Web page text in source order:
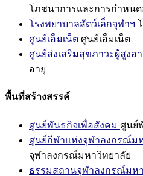
โภชนาการและการกำหนด
โรงพยาบาลสัตว์เล็กจุฬาฯ
ศูนย์เอ็มเน็ต ศูนย์เอ็มเน็ต
ศูนย์ส่งเสริมสุขภาวะผู้สูงอ
อายุ
พื้นที่สร้างสรรค์
ศูนย์พันธกิจเพื่อสังคม ศูนย์
ศูนย์กีฬาแห่งจุฬาลงกรณ์ม
จุฬาลงกรณ์มหาวิทยาลัย
ธรรมสถานจุฬาลงกรณ์มห